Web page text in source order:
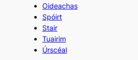
Oideachas
Spóirt
Stair
Tuairim
Úrscéal